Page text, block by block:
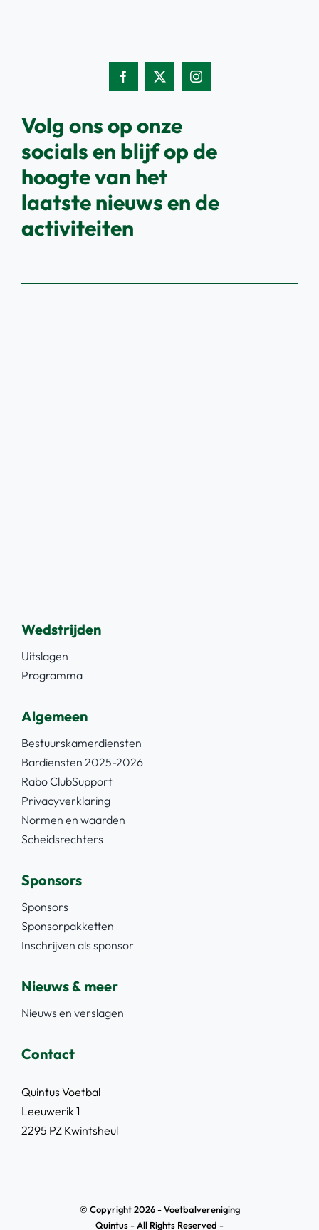
Volg ons op onze
socials en blijf op de
hoogte van het
laatste nieuws en de
activiteiten
Wedstrijden
Uitslagen
Programma
Algemeen
Bestuurskamerdiensten
Bardiensten 2025-2026
Rabo ClubSupport
Privacyverklaring
Normen en waarden
Scheidsrechters
Sponsors
Sponsors
Sponsorpakketten
Inschrijven als sponsor
Nieuws & meer
Nieuws en verslagen
Contact
Quintus Voetbal
Leeuwerik 1
2295 PZ Kwintsheul
© Copyright 2026 - Voetbalvereniging
Quintus - All Rights Reserved -